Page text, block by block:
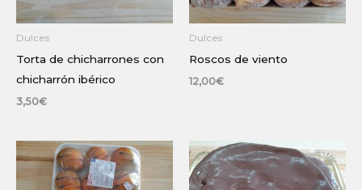
Dulces
Torta de chicharrones con
chicharrón ibérico
3,50€
Dulces
Roscos de viento
12,00€